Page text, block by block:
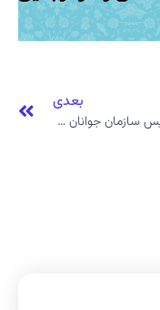
بعدی
بازدید رییس سازمان جوانان هلال احمر از غرفه راهنمای زائر